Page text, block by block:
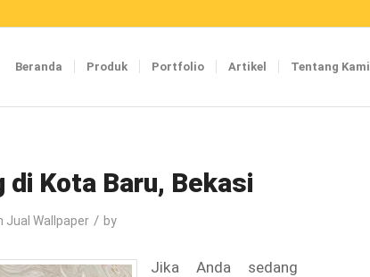
Beranda Produk Portfolio Artikel Tentang Kami
Kota Baru, Bekasi
Jual Wallpaper / by
Jika Anda sedang